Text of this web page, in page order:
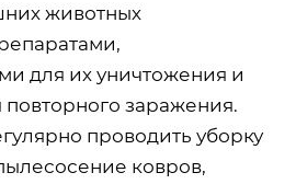
животных
для их уничтожения и
заражения.
проводить уборку
ковров,